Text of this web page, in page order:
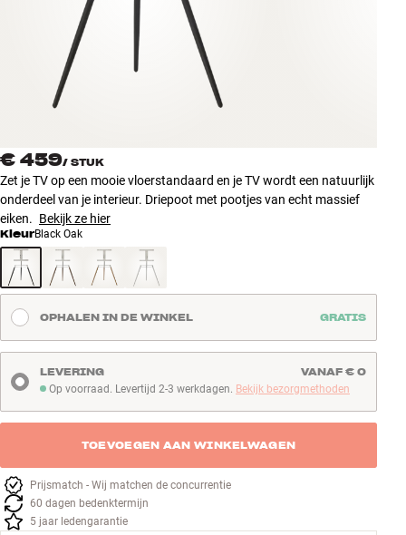
Accessoires
INSPIRATIE
MERKEN
NIEUW
AANBIEDINGEN
Winkels
Klantenservice
Inloggen
Bouw met geluid
€ 459/ STUK
Zet je TV op een mooie vloerstandaard en je TV wordt een natuurlijk
onderdeel van je interieur. Driepoot met pootjes van echt massief
eiken. Bekijk ze hier
KleurBlack Oak
OPHALEN IN DE WINKEL GRATIS
Op voorraad. Levertijd 2-3 werkdagen
Op voorraad. Levertijd 2-3 werkdagen. Bekijk bezorgmethoden
LEVERING VANAF € 0
TOEVOEGEN AAN WINKELWAGEN
Prijsmatch - Wij matchen de concurrentie
60 dagen bedenktermijn
5 jaar ledengarantie